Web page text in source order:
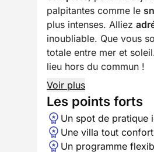
palpitantes comme le
plus intenses. Alliez
inoubliable. Que vous
totale entre mer et
lieu hors du commun !
Voir plus
Les points forts
Un spot de pratique
Une villa tout
Un programme